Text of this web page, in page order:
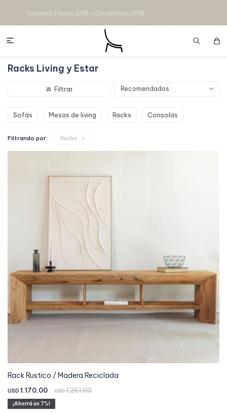

Racks Living y Estar
Recomendados
Sofás Mesas de living Racks Consolas
Filtrando por: Racks
Rack Rustico / Madera Reciclada
USD 1.170,00 USD1.261,00
7